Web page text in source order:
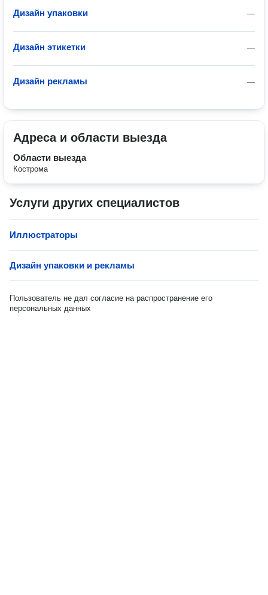
—
Дизайн упаковки
—
Дизайн этикетки
—
Дизайн рекламы
Адреса и области выезда
Области выезда
Кострома
Услуги других специалистов
Иллюстраторы
Дизайн упаковки и рекламы
Пользователь не дал согласие на распространение его
персональных данных